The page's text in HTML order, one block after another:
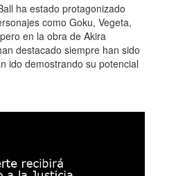
ha estado protagonizado
como Goku, Vegeta,
en la obra de Akira
destacado siempre han sido
ido demostrando su potencial